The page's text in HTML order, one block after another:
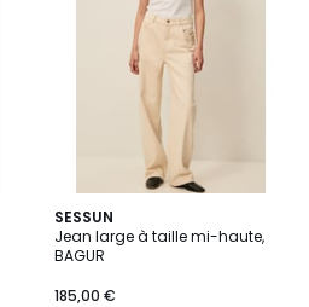
SESSUN
Jean large à taille mi-haute,
BAGUR
185,00 €